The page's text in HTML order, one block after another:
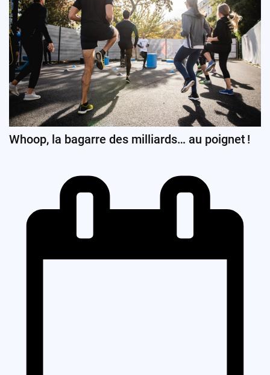
Whoop, la bagarre des milliards… au poignet !